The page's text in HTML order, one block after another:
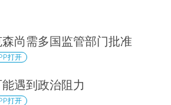
尚需多国监管部门批准
打开
遇到政治阻力
打开